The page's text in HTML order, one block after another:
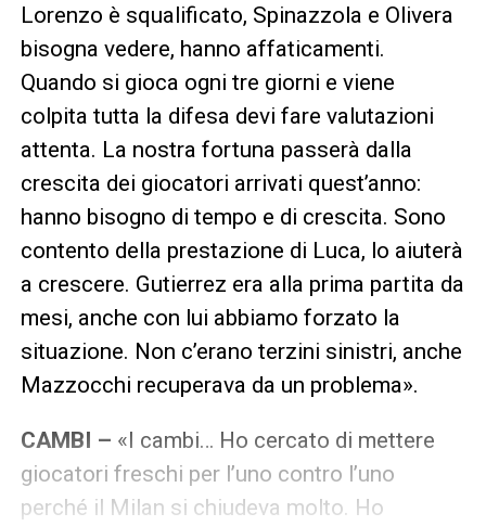
Lorenzo è squalificato, Spinazzola e Olivera
bisogna vedere, hanno affaticamenti.
Quando si gioca ogni tre giorni e viene
colpita tutta la difesa devi fare valutazioni
attenta. La nostra fortuna passerà dalla
crescita dei giocatori arrivati quest’anno:
hanno bisogno di tempo e di crescita. Sono
contento della prestazione di Luca, lo aiuterà
a crescere. Gutierrez era alla prima partita da
mesi, anche con lui abbiamo forzato la
situazione. Non c’erano terzini sinistri, anche
Mazzocchi recuperava da un problema».
CAMBI – «I cambi… Ho cercato di mettere
giocatori freschi per l’uno contro l’uno
perché il Milan si chiudeva molto. Ho